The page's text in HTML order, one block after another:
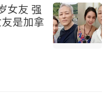
女友 强
是加拿